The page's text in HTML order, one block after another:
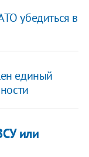
убедиться в
единый
или